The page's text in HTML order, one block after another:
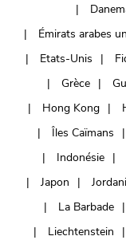
Émirats arabes
Etats-Unis
Grèce
Hong Kong
Îles Caïmans
Indonésie
Japon
La Barbade
Liechtenstein